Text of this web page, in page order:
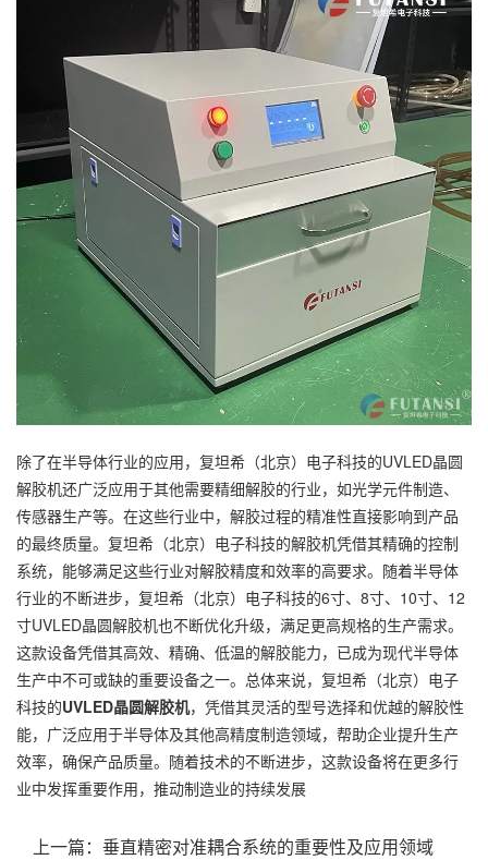
除了在半导体行业的应用，复坦希（北京）电子科技的UVLED晶圆
解胶机还广泛应用于其他需要精细解胶的行业，如光学元件制造、
传感器生产等。在这些行业中，解胶过程的精准性直接影响到产品
的最终质量。复坦希（北京）电子科技的解胶机凭借其精确的控制
系统，能够满足这些行业对解胶精度和效率的高要求。随着半导体
行业的不断进步，复坦希（北京）电子科技的6寸、8寸、10寸、12
寸UVLED晶圆解胶机也不断优化升级，满足更高规格的生产需求。
这款设备凭借其高效、精确、低温的解胶能力，已成为现代半导体
生产中不可或缺的重要设备之一。总体来说，复坦希（北京）电子
科技的UVLED晶圆解胶机，凭借其灵活的型号选择和优越的解胶性
能，广泛应用于半导体及其他高精度制造领域，帮助企业提升生产
效率，确保产品质量。随着技术的不断进步，这款设备将在更多行
业中发挥重要作用，推动制造业的持续发展
上一篇： 垂直精密对准耦合系统的重要性及应用领域